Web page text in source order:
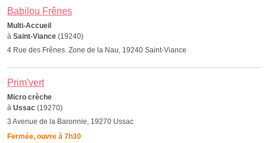
Babilou Frênes
Multi-Accueil
à Saint-Viance (19240)
4 Rue des Frênes. Zone de la Nau, 19240 Saint-Viance
Prim'vert
Micro crèche
à Ussac (19270)
3 Avenue de la Baronnie, 19270 Ussac
Fermée, ouvre à 7h30